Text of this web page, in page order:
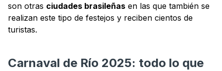
son otras ciudades brasileñas en las que también se
realizan este tipo de festejos y reciben cientos de
turistas.
Carnaval de Río 2025: todo lo que